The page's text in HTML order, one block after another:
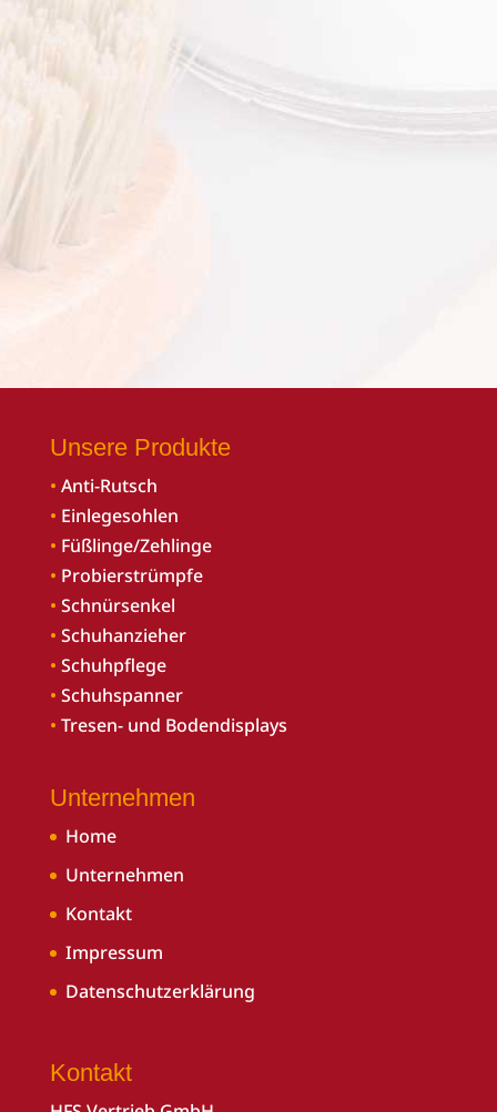
Unsere Produkte
• Anti-Rutsch
• Einlegesohlen
• Füßlinge/Zehlinge
• Probierstrümpfe
• Schnürsenkel
• Schuhanzieher
• Schuhpflege
• Schuhspanner
• Tresen- und Bodendisplays
Unternehmen
Home
Unternehmen
Kontakt
Impressum
Datenschutzerklärung
Kontakt